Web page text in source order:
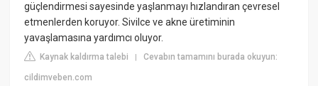
güçlendirmesi sayesinde yaşlanmayı hızlandıran çevresel
etmenlerden koruyor. Sivilce ve akne üretiminin
yavaşlamasına yardımcı oluyor.
Kaynak kaldırma talebi |Cevabın tamamını burada okuyun:
cildimveben.com